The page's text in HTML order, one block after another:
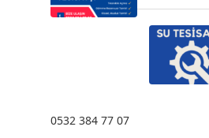
0532 384 77 07